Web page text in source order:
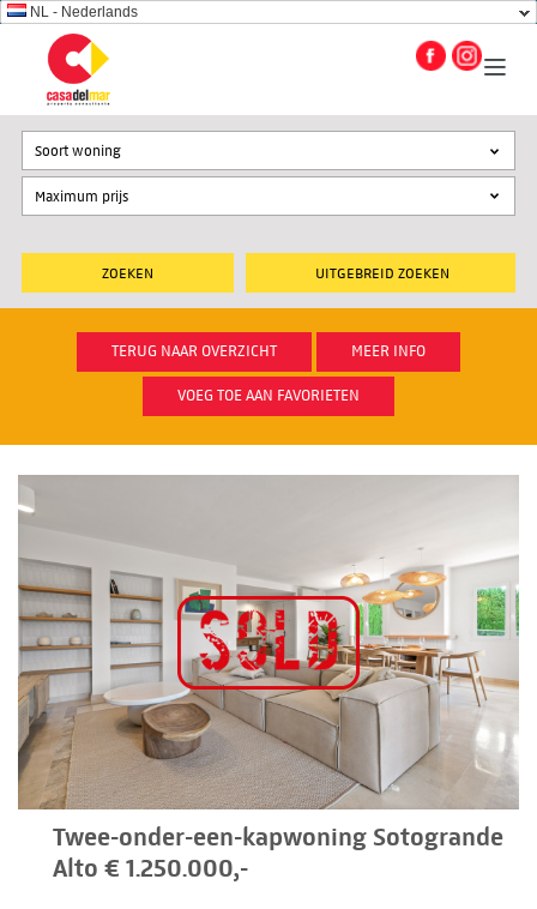
NL - Nederlands
UITGEBREID ZOEKEN
Soort woning
TERUG NAAR OVERZICHT MEER INFO
VOEG TOE AAN FAVORIETEN
Twee-onder-een-kapwoning Sotogrande
Alto € 1.250.000,-